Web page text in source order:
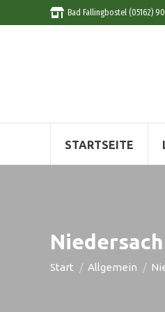
Bad Fallingbostel (05162)
STARTSEITE
Start Allgemein